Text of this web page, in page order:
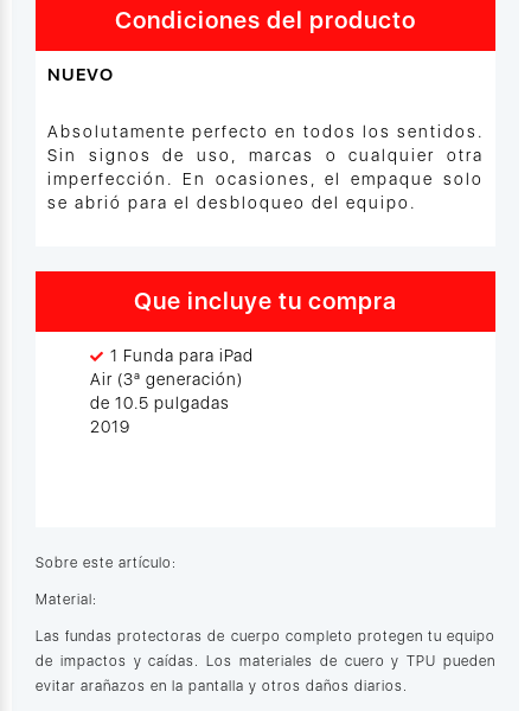
Condiciones del producto
NUEVO
Absolutamente perfecto en todos los sentidos.
Sin signos de uso, marcas o cualquier otra
imperfección. En ocasiones, el empaque solo
se abrió para el desbloqueo del equipo.
Que incluye tu compra
1 Funda para iPad
Air (3ª generación)
de 10.5 pulgadas
2019
Sobre este artículo:
Material:
Las fundas protectoras de cuerpo completo protegen tu equipo
de impactos y caídas. Los materiales de cuero y TPU pueden
evitar arañazos en la pantalla y otros daños diarios.